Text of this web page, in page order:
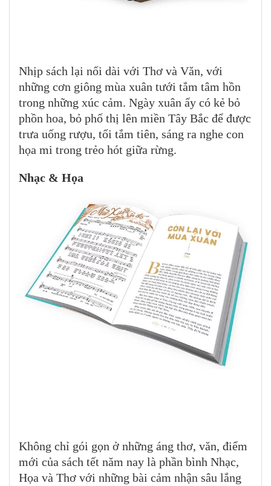
Nhịp sách lại nối dài với Thơ và Văn, với
những cơn giông mùa xuân tưới tắm tâm hồn
trong những xúc cảm. Ngày xuân ấy có kẻ bỏ
phồn hoa, bỏ phố thị lên miền Tây Bắc để được
trưa uống rượu, tối tắm tiên, sáng ra nghe con
họa mi trong trẻo hót giữa rừng.
Nhạc & Họa
Không chỉ gói gọn ở những áng thơ, văn, điểm
mới của sách tết năm nay là phần bình Nhạc,
Họa và Thơ với những bài cảm nhận sâu lắng